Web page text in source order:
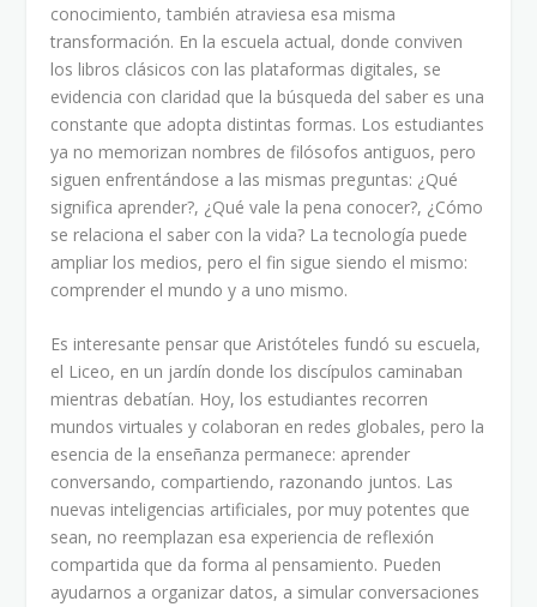
conocimiento, también atraviesa esa misma
transformación. En la escuela actual, donde conviven
los libros clásicos con las plataformas digitales, se
evidencia con claridad que la búsqueda del saber es una
constante que adopta distintas formas. Los estudiantes
ya no memorizan nombres de filósofos antiguos, pero
siguen enfrentándose a las mismas preguntas: ¿Qué
significa aprender?, ¿Qué vale la pena conocer?, ¿Cómo
se relaciona el saber con la vida? La tecnología puede
ampliar los medios, pero el fin sigue siendo el mismo:
comprender el mundo y a uno mismo.
Es interesante pensar que Aristóteles fundó su escuela,
el Liceo, en un jardín donde los discípulos caminaban
mientras debatían. Hoy, los estudiantes recorren
mundos virtuales y colaboran en redes globales, pero la
esencia de la enseñanza permanece: aprender
conversando, compartiendo, razonando juntos. Las
nuevas inteligencias artificiales, por muy potentes que
sean, no reemplazan esa experiencia de reflexión
compartida que da forma al pensamiento. Pueden
ayudarnos a organizar datos, a simular conversaciones